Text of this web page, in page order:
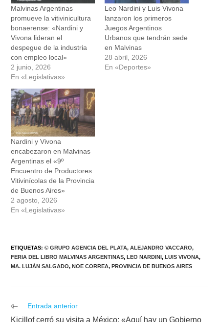
Malvinas Argentinas
promueve la vitivinicultura
bonaerense: «Nardini y
Vivona lideran el
despegue de la industria
con empleo local»
2 junio, 2026
En «Legislativas»
Leo Nardini y Luis Vivona
lanzaron los primeros
Juegos Argentinos
Urbanos que tendrán sede
en Malvinas
28 abril, 2026
En «Deportes»
Nardini y Vivona
encabezaron en Malvinas
Argentinas el «9º
Encuentro de Productores
Vitivinícolas de la Provincia
de Buenos Aires»
2 agosto, 2026
En «Legislativas»
ETIQUETAS:© GRUPO AGENCIA DEL PLATA, ALEJANDRO VACCARO,
FERIA DEL LIBRO MALVINAS ARGENTINAS, LEO NARDINI, LUIS VIVONA,
MA. LUJÁN SALGADO, NOE CORREA, PROVINCIA DE BUENOS AIRES
Leer
Entrada anterior
Kicillof cerró su visita a México: «Aquí hay un Gobierno